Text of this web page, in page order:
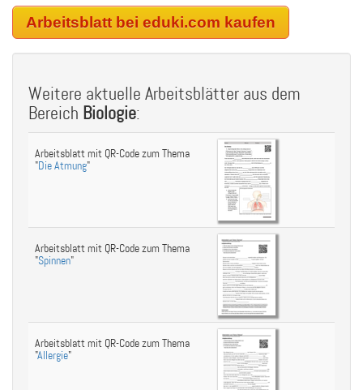
Arbeitsblatt bei eduki.com kaufen
Weitere aktuelle Arbeitsblätter aus dem
Bereich Biologie:
Arbeitsblatt mit QR-Code zum Thema
"Die Atmung"
Arbeitsblatt mit QR-Code zum Thema
"Spinnen"
Arbeitsblatt mit QR-Code zum Thema
"Allergie"